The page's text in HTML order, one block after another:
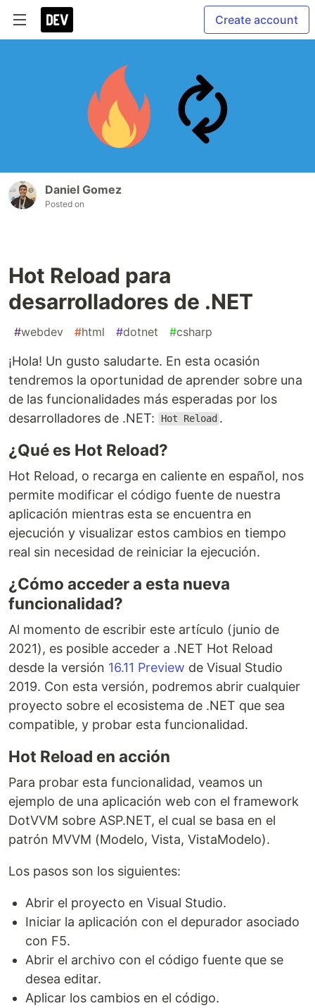
Create account
Daniel Gomez
Posted on
Hot Reload para
desarrolladores de .NET
#webdev #html #dotnet #csharp
¡Hola! Un gusto saludarte. En esta ocasión
tendremos la oportunidad de aprender sobre una
de las funcionalidades más esperadas por los
desarrolladores de .NET:
Hot Reload .
¿Qué es Hot Reload?
Hot Reload, o recarga en caliente en español, nos
permite modificar el código fuente de nuestra
aplicación mientras esta se encuentra en
ejecución y visualizar estos cambios en tiempo
real sin necesidad de reiniciar la ejecución.
¿Cómo acceder a esta nueva
funcionalidad?
Al momento de escribir este artículo (junio de
2021), es posible acceder a .NET Hot Reload
desde la versión 16.11 Preview de Visual Studio
2019. Con esta versión, podremos abrir cualquier
proyecto sobre el ecosistema de .NET que sea
compatible, y probar esta funcionalidad.
Hot Reload en acción
Para probar esta funcionalidad, veamos un
ejemplo de una aplicación web con el framework
DotVVM sobre ASP.NET, el cual se basa en el
patrón MVVM (Modelo, Vista, VistaModelo).
Los pasos son los siguientes:
Abrir el proyecto en Visual Studio.
Iniciar la aplicación con el depurador asociado
con F5.
Abrir el archivo con el código fuente que se
desea editar.
Aplicar los cambios en el código.